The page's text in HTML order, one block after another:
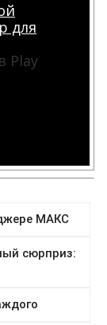
для
Play